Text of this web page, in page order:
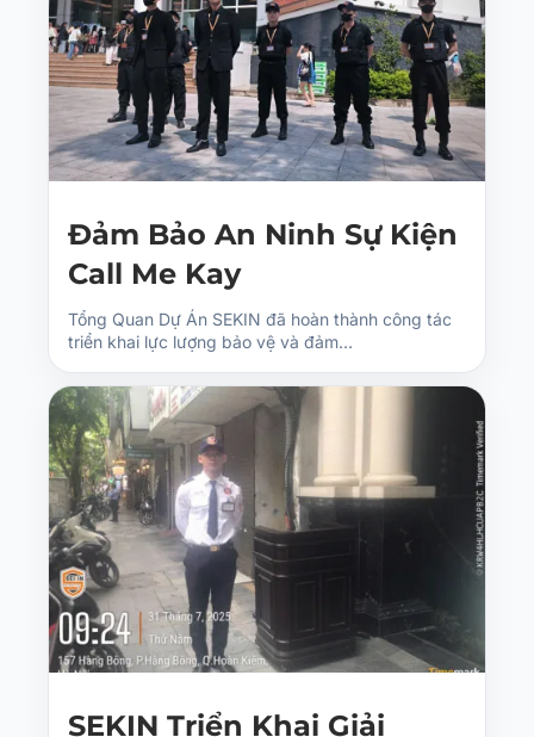
Đảm Bảo An Ninh Sự Kiện
Call Me Kay
Tổng Quan Dự Án SEKIN đã hoàn thành công tác
triển khai lực lượng bảo vệ và đảm…
SEKIN Triển Khai Giải